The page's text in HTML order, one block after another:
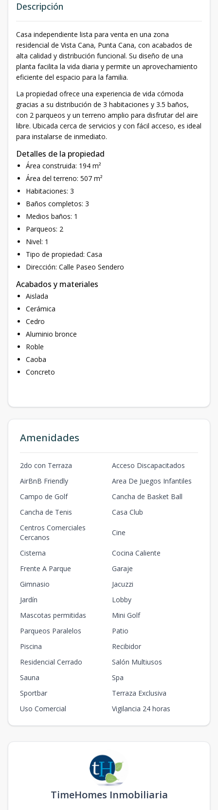
Descripción
Casa independiente lista para venta en una zona
residencial de Vista Cana, Punta Cana, con acabados de
alta calidad y distribución funcional. Su diseño de una
planta facilita la vida diaria y permite un aprovechamiento
eficiente del espacio para la familia.
La propiedad ofrece una experiencia de vida cómoda
gracias a su distribución de 3 habitaciones y 3.5 baños,
con 2 parqueos y un terreno amplio para disfrutar del aire
libre. Ubicada cerca de servicios y con fácil acceso, es ideal
para instalarse de inmediato.
Detalles de la propiedad
Área construida: 194 m²
Área del terreno: 507 m²
Habitaciones: 3
Baños completos: 3
Medios baños: 1
Parqueos: 2
Nivel: 1
Tipo de propiedad: Casa
Dirección: Calle Paseo Sendero
Acabados y materiales
Aislada
Cerámica
Cedro
Aluminio bronce
Roble
Caoba
Concreto
Amenidades
2do con Terraza
Acceso Discapacitados
AirBnB Friendly
Area De Juegos Infantiles
Campo de Golf
Cancha de Basket Ball
Cancha de Tenis
Casa Club
Centros Comerciales
Cercanos
Cine
Cisterna
Cocina Caliente
Frente A Parque
Garaje
Gimnasio
Jacuzzi
Jardín
Lobby
Mascotas permitidas
Mini Golf
Parqueos Paralelos
Patio
Piscina
Recibidor
Residencial Cerrado
Salón Multiusos
Sauna
Spa
Sportbar
Terraza Exclusiva
Uso Comercial
Vigilancia 24 horas
TimeHomes Inmobiliaria